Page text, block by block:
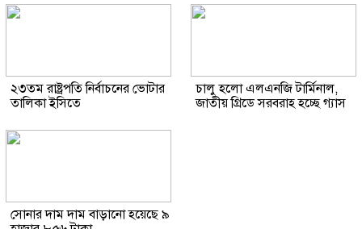
২৩তম রাষ্ট্রপতি নির্বাচনের ভোটার
তালিকা ইসিতে
চালু হলো এলএনজি টার্মিনাল,
জাতীয় গ্রিডে সরবরাহ হচ্ছে গ্যাস
সোনার দাম দাম বাড়ানো হয়েছে ৯